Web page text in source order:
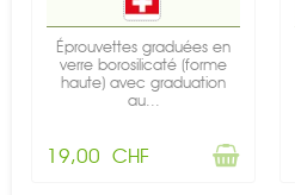
Éprouvettes graduées en
verre borosilicaté (forme
haute) avec graduation
au...
19,00 CHF